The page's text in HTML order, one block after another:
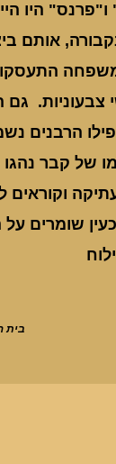
ו"פרנס" היו
אותם
צבעוניות.
הרבנים
של קבר נהגו
וקוראים
שומרים
בית